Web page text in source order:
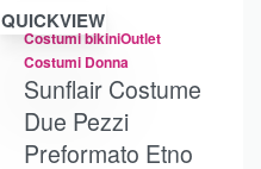
Risparmi €48.77
QUICKVIEW
Costumi bikiniOutlet
Costumi Donna
Sunflair Costume
Due Pezzi
Preformato Etno